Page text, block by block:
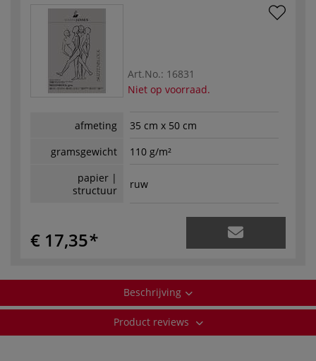
Art.No.: 16831
Niet op voorraad.
afmeting
35 cm x 50 cm
gramsgewicht
110 g/m²
papier |
structuur
ruw
€ 17,35
Beschrijving
Product reviews